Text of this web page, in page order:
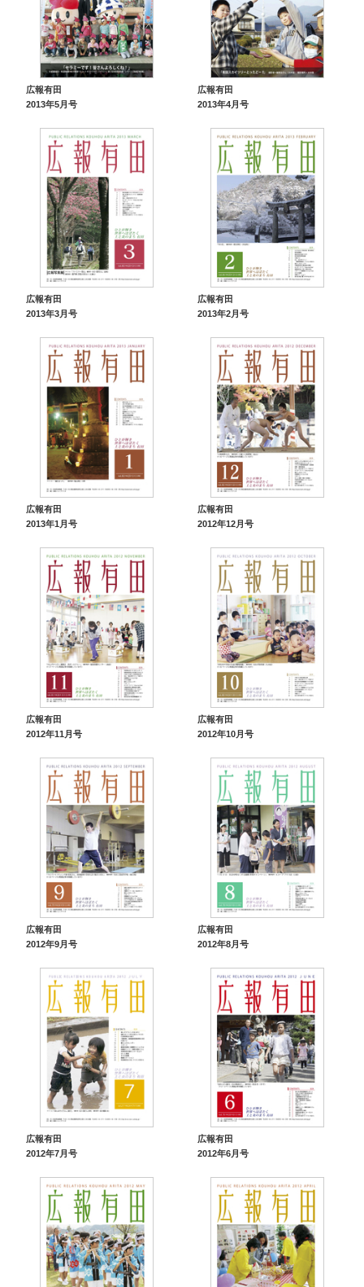
広報有田
2013年5月号
広報有田
2013年4月号
広報有田
2013年3月号
広報有田
2013年2月号
広報有田
2013年1月号
広報有田
2012年12月号
広報有田
2012年11月号
広報有田
2012年10月号
広報有田
2012年9月号
広報有田
2012年8月号
広報有田
2012年7月号
広報有田
2012年6月号